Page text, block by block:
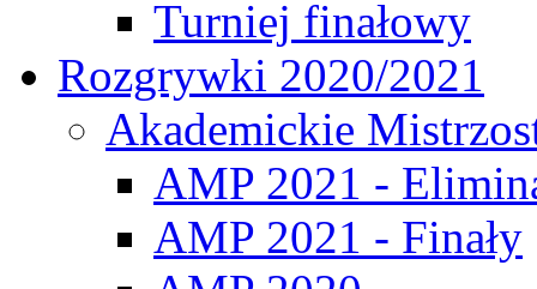
Turniej finałowy
Rozgrywki 2020/2021
Akademickie
AMP 2021 -
AMP 2021 - Finały